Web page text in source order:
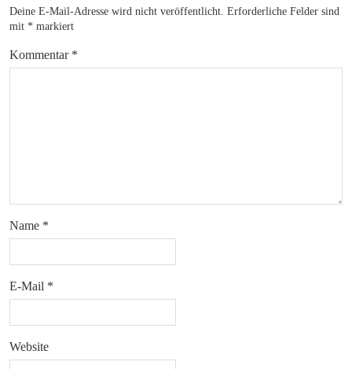
Deine E-Mail-Adresse wird nicht veröffentlicht. Erforderliche Felder sind
mit * markiert
Kommentar *
Name *
E-Mail *
Website